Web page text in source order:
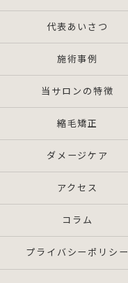
代表あいさつ
施術事例
当サロンの特徴
縮毛矯正
ダメージケア
アクセス
コラム
プライバシーポリシー